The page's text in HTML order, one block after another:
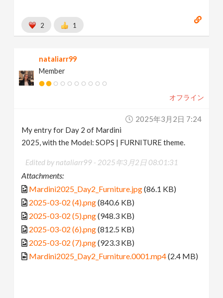
2 1
nataliarr99
Member
オフライン
2025年3月2日 7:24
My entry for Day 2 of Mardini
2025, with the Model: SOPS | FURNITURE theme.
Edited by nataliarr99 - 2025年3月2日 08:01:31
Attachments:
Mardini2025_Day2_Furniture.jpg(86.1 KB)
2025-03-02 (4).png(840.6 KB)
2025-03-02 (5).png(948.3 KB)
2025-03-02 (6).png(812.5 KB)
2025-03-02 (7).png(923.3 KB)
Mardini2025_Day2_Furniture.0001.mp4(2.4 MB)